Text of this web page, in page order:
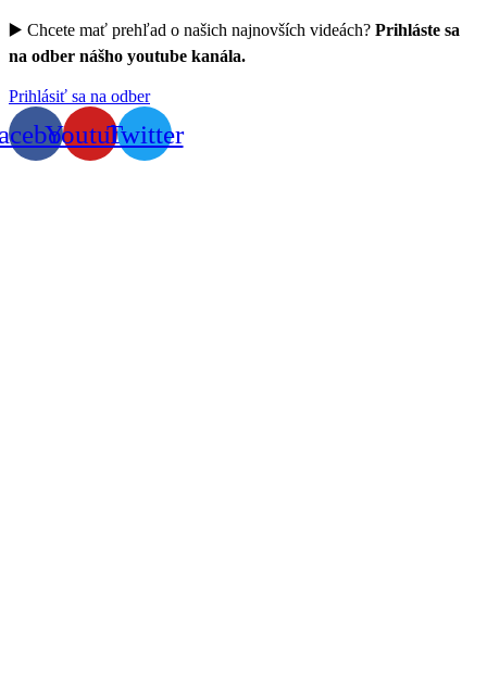
▶️ Chcete mať prehľad o našich najnovších videách? Prihláste sa
na odber nášho youtube kanála.
Prihlásiť sa na odber
YoutubeTwitter